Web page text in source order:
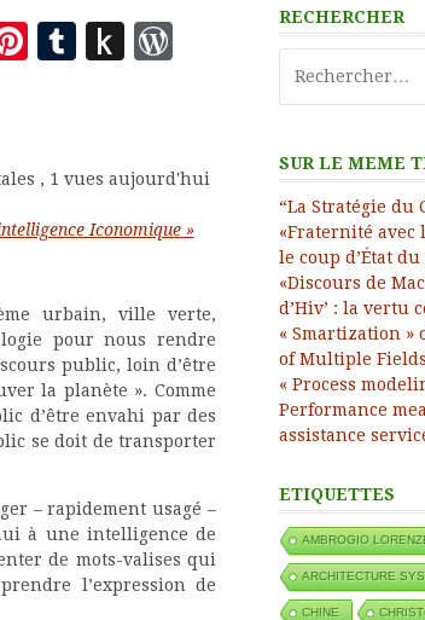
Pinterest
Tumblr
PushWordPress
, 1 vues aujourd'hui
Iconomique »
urbain, ville verte,
pour nous rendre
public, loin d’être
la planète ». Comme
d’être envahi par des
se doit de transporter
– rapidement usagé –
à une intelligence de
de mots-valises qui
l’expression de
RECHERCHER
SUR LE MEME
“La Stratégie du
«Fraternité avec
le coup d’État
«Discours de
d’Hiv’ : la vertu
« Smartization »
of Multiple
« Process
Performance
assistance
ETIQUETTES
AMBROGIO
ARCHITECTURE
CHINE